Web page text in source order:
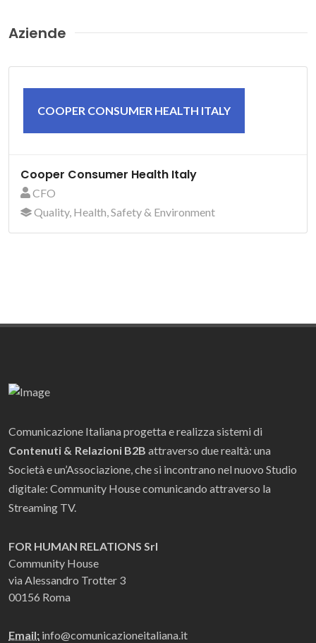
Aziende
COOPER CONSUMER HEALTH ITALY
Cooper Consumer Health Italy
CFO
Quality, Health, Safety & Environment
Comunicazione Italiana progetta e realizza sistemi di
Contenuti & Relazioni B2B attraverso due realtà: una
Società e un’Associazione, che si incontrano nel nuovo Studio
digitale: Community House comunicando attraverso la
Streaming TV.
FOR HUMAN RELATIONS Srl
Community House
via Alessandro Trotter 3
00156 Roma
Email: info@comunicazioneitaliana.it